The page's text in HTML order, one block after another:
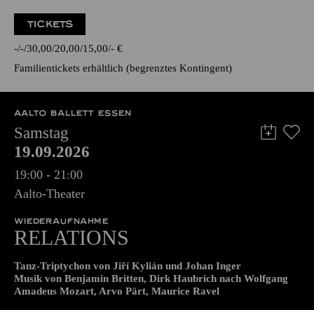
TICKETS
- - 30,00 20,00 15,00 - €
Familientickets erhältlich (begrenztes Kontingent)
AALTO BALLETT ESSEN
Samstag
19.09.2026
19:00 - 21:00
Aalto-Theater
WIEDERAUFNAHME
RELATIONS
Tanz-Triptychon von Jiří Kylián und Johan Inger
Musik von Benjamin Britten, Dirk Haubrich nach Wolfgang
Amadeus Mozart, Arvo Pärt, Maurice Ravel